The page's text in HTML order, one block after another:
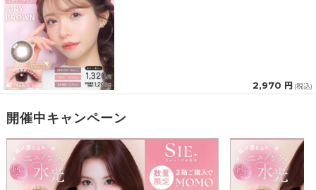
2,970 円 (税込)
開催中キャンペーン